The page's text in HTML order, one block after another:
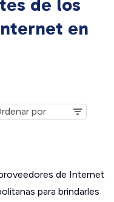
de los
en
de Internet
para brindarles